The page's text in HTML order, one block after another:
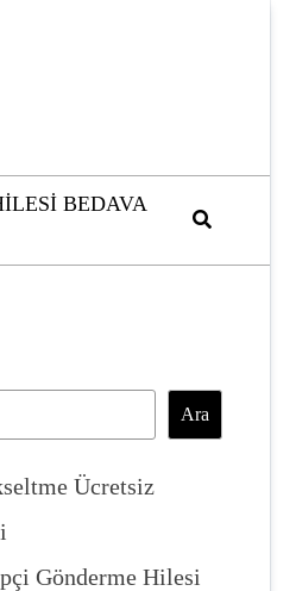
BEDAVA
Ara
Ücretsiz
Gönderme Hilesi